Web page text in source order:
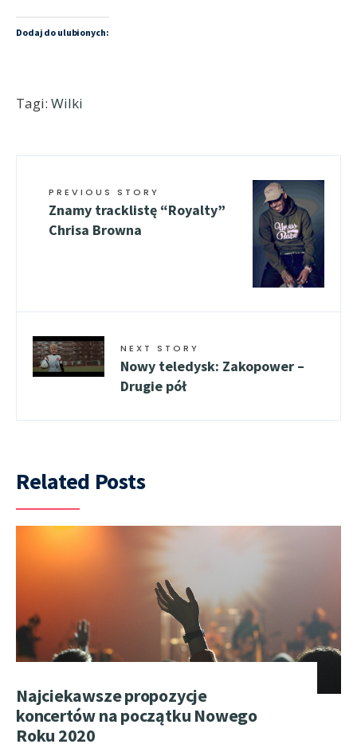
Dodaj do ulubionych:
Tagi: Wilki
PREVIOUS STORY
Znamy tracklistę “Royalty”
Chrisa Browna
NEXT STORY
Nowy teledysk: Zakopower –
Drugie pół
Related Posts
Najciekawsze propozycje
koncertów na początku Nowego
Roku 2020